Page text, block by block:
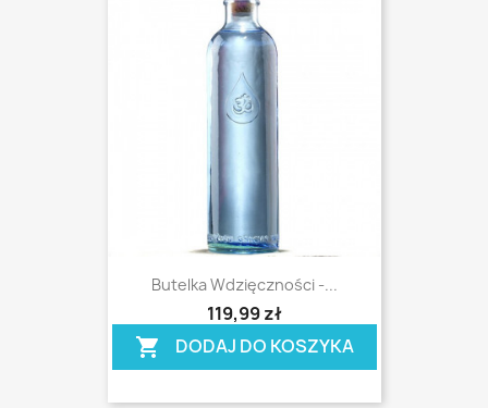
Butelka Wdzięczności -...
119,99 zł
shopping_cart DODAJ DO KOSZYKA